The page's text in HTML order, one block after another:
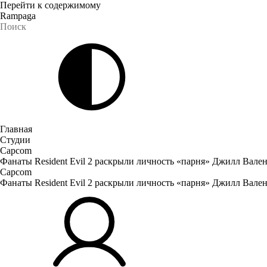
Перейти к содержимому
Rampaga
Главная
Студии
Capcom
Фанаты Resident Evil 2 раскрыли личность «парня» Джилл
Capcom
Фанаты Resident Evil 2 раскрыли личность «парня» Джилл